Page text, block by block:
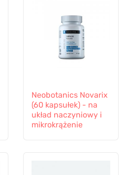
Neobotanics Novarix
(60 kapsułek) - na
układ naczyniowy i
mikrokrążenie